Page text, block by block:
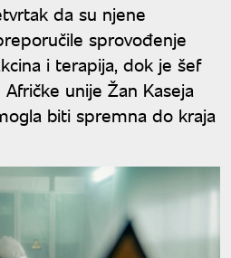
da su njene
sprovođenje
i terapija, dok je šef
unije Žan Kaseja
biti spremna do kraja